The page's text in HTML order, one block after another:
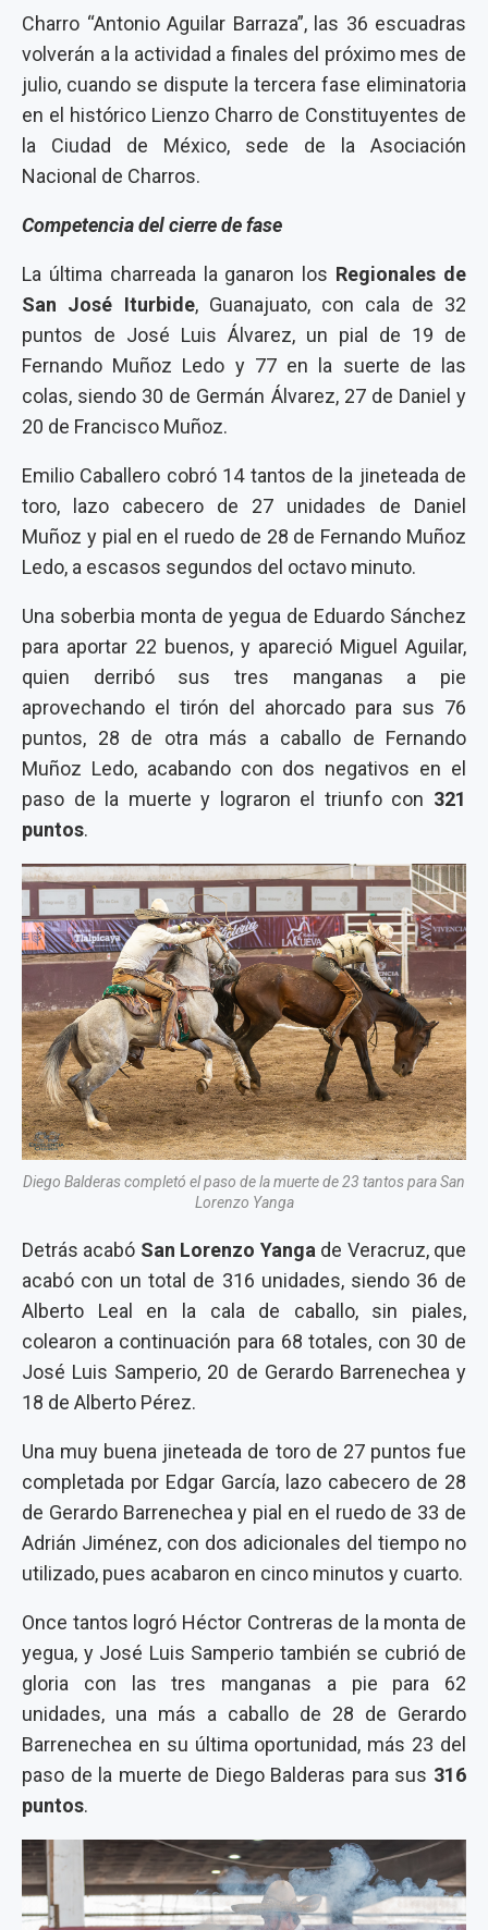
Charro “Antonio Aguilar Barraza”, las 36 escuadras
volverán a la actividad a finales del próximo mes de
julio, cuando se dispute la tercera fase eliminatoria
en el histórico Lienzo Charro de Constituyentes de
la Ciudad de México, sede de la Asociación
Nacional de Charros.
Competencia del cierre de fase
La última charreada la ganaron los Regionales de
San José Iturbide, Guanajuato, con cala de 32
puntos de José Luis Álvarez, un pial de 19 de
Fernando Muñoz Ledo y 77 en la suerte de las
colas, siendo 30 de Germán Álvarez, 27 de Daniel y
20 de Francisco Muñoz.
Emilio Caballero cobró 14 tantos de la jineteada de
toro, lazo cabecero de 27 unidades de Daniel
Muñoz y pial en el ruedo de 28 de Fernando Muñoz
Ledo, a escasos segundos del octavo minuto.
Una soberbia monta de yegua de Eduardo Sánchez
para aportar 22 buenos, y apareció Miguel Aguilar,
quien derribó sus tres manganas a pie
aprovechando el tirón del ahorcado para sus 76
puntos, 28 de otra más a caballo de Fernando
Muñoz Ledo, acabando con dos negativos en el
paso de la muerte y lograron el triunfo con 321
puntos.
Diego Balderas completó el paso de la muerte de 23 tantos para San
Lorenzo Yanga
Detrás acabó San Lorenzo Yangade Veracruz, que
acabó con un total de 316 unidades, siendo 36 de
Alberto Leal en la cala de caballo, sin piales,
colearon a continuación para 68 totales, con 30 de
José Luis Samperio, 20 de Gerardo Barrenechea y
18 de Alberto Pérez.
Una muy buena jineteada de toro de 27 puntos fue
completada por Edgar García, lazo cabecero de 28
de Gerardo Barrenechea y pial en el ruedo de 33 de
Adrián Jiménez, con dos adicionales del tiempo no
utilizado, pues acabaron en cinco minutos y cuarto.
Once tantos logró Héctor Contreras de la monta de
yegua, y José Luis Samperio también se cubrió de
gloria con las tres manganas a pie para 62
unidades, una más a caballo de 28 de Gerardo
Barrenechea en su última oportunidad, más 23 del
paso de la muerte de Diego Balderas para sus 316
puntos.